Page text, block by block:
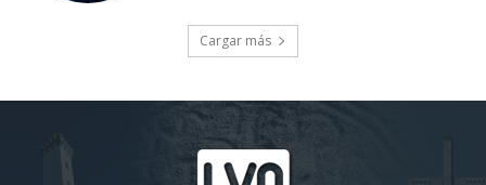
Cargar más